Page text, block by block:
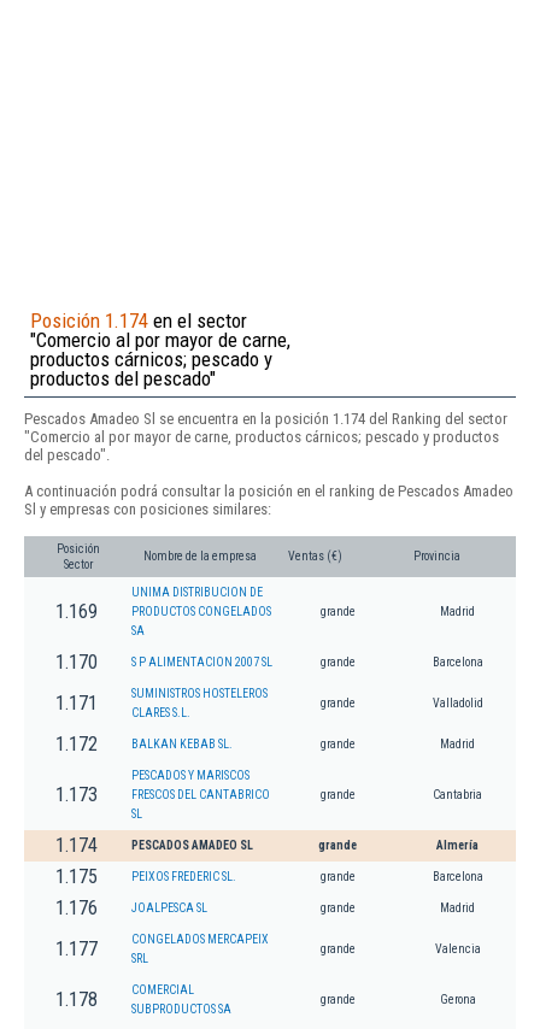
Posición 1.174 en el sector
"Comercio al por mayor de carne,
productos cárnicos; pescado y
productos del pescado"
Pescados Amadeo Sl se encuentra en la posición 1.174 del Ranking del sector
"Comercio al por mayor de carne, productos cárnicos; pescado y productos
del pescado".
A continuación podrá consultar la posición en el ranking de Pescados Amadeo
Sl y empresas con posiciones similares:
Posición
Sector
Nombre de la empresa Ventas (€) Provincia
1.169
UNIMA DISTRIBUCION DE
PRODUCTOS CONGELADOS
SA
grande Madrid
1.170 S P ALIMENTACION 2007 SL grande Barcelona
1.171
SUMINISTROS HOSTELEROS
CLARES S.L.
grande Valladolid
1.172 BALKAN KEBAB SL. grande Madrid
1.173
PESCADOS Y MARISCOS
FRESCOS DEL CANTABRICO
SL
grande Cantabria
1.174 PESCADOS AMADEO SL grande Almería
1.175 PEIXOS FREDERIC SL. grande Barcelona
1.176 JOALPESCA SL grande Madrid
1.177
CONGELADOS MERCAPEIX
SRL
grande Valencia
1.178
COMERCIAL
SUBPRODUCTOS SA
grande Gerona